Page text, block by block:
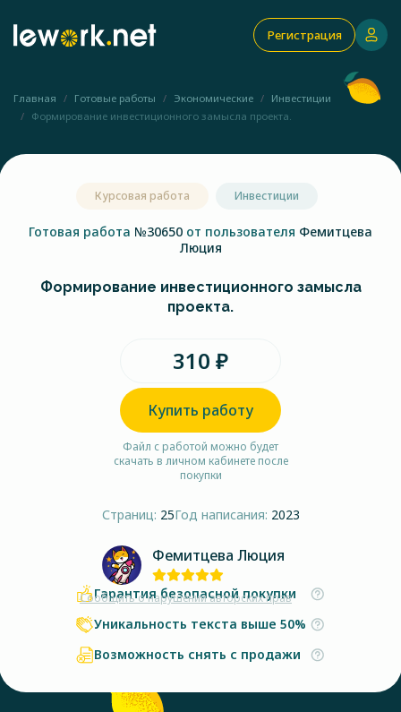
Регистрация
Главная Готовые работы Экономические
Инвестиции
Формирование инвестиционного замысла проекта.
Курсовая работа Инвестиции
Готовая работа №30650 от пользователя Фемитцева
Люция
Формирование инвестиционного замысла
проекта.
310 ₽
Купить работу
Файл с работой можно будет
скачать в личном кабинете после
покупки
Страниц: 25Год написания: 2023
Фемитцева Люция
Сообщить о нарушении авторских прав
Гарантия безопасной покупки
Уникальность текста выше 50%
Возможность снять с продажи